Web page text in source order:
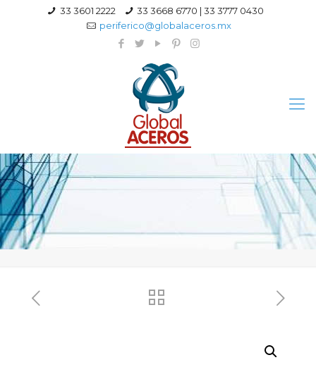
33 3601 2222
33 3668 6770 | 33 3777 0430
periferico@globalaceros.mx